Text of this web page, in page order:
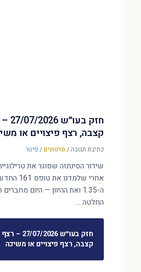
חזק
קצבה, רצף פיצויים או
כתיבת תגובה/סרטונים / פיטר
שידור הסינתזה שסוגר את
אחרי
ה-1.35 ואת ההיוון — היום
החלטה …
חזק בעו״ש 27/07/2026 – רצף
קצבה, רצף פיצויים או משיכה